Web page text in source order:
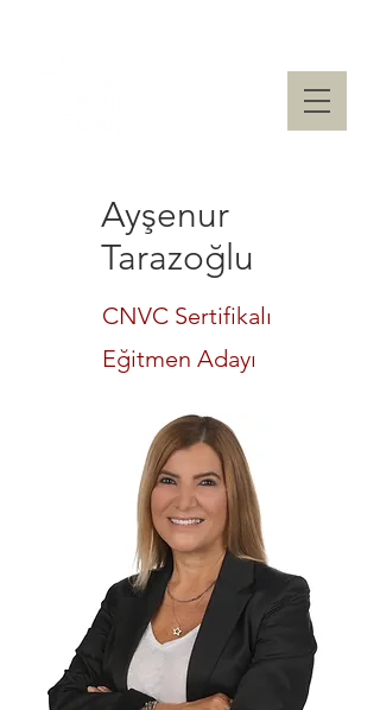
Ayşenur
Tarazoğlu
CNVC Sertifikalı
Eğitmen Adayı